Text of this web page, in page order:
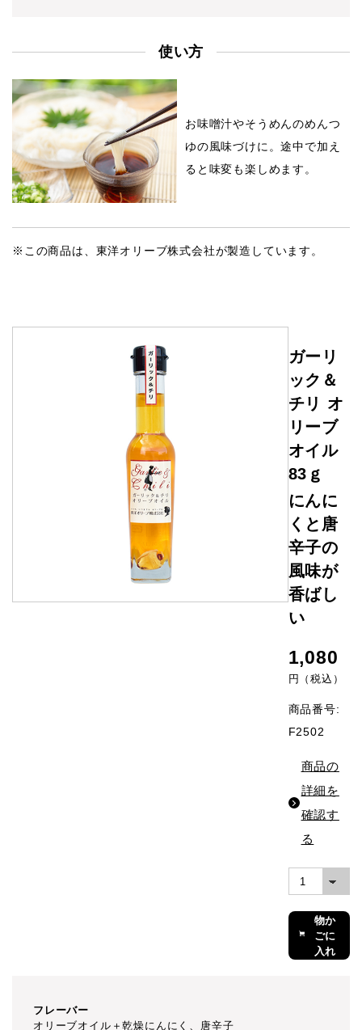
使い方
お味噌汁やそうめんのめんつ
ゆの風味づけに。途中で加え
ると味変も楽しめます。
※この商品は、東洋オリーブ株式会社が製造しています。
ガーリ
ック＆
チリ オ
リーブ
オイル
83ｇ
にんに
くと唐
辛子の
風味が
香ばし
い
1,080
円（税込）
商品番号:
F2502
商品の
詳細を
確認す
る
物か
ごに
入れ
フレーバー
オリーブオイル＋乾燥にんにく、唐辛子